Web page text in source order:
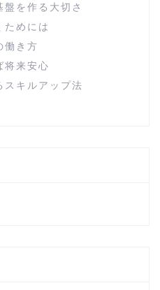
盤を作る大切さ
ためには
働き方
将来安心
スキルアップ法